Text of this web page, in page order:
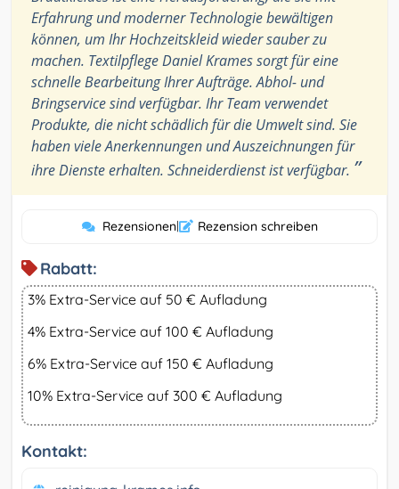
Erfahrung und moderner Technologie bewältigen
können, um Ihr Hochzeitskleid wieder sauber zu
machen. Textilpflege Daniel Krames sorgt für eine
schnelle Bearbeitung Ihrer Aufträge. Abhol- und
Bringservice sind verfügbar. Ihr Team verwendet
Produkte, die nicht schädlich für die Umwelt sind. Sie
haben viele Anerkennungen und Auszeichnungen für
ihre Dienste erhalten. Schneiderdienst ist verfügbar. ”
Rezensionen| Rezension schreiben
Rabatt:
3% Extra-Service auf 50 € Aufladung
4% Extra-Service auf 100 € Aufladung
6% Extra-Service auf 150 € Aufladung
10% Extra-Service auf 300 € Aufladung
Kontakt: